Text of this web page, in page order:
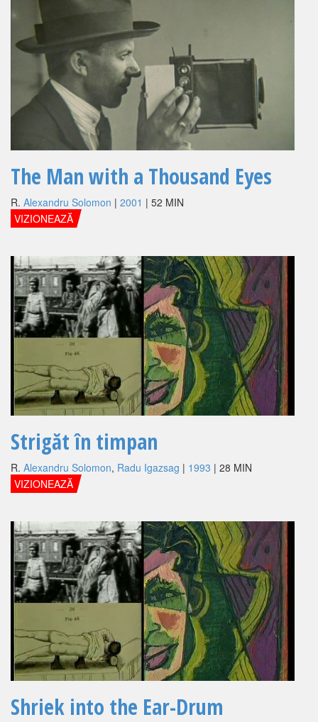
The Man with a Thousand Eyes
R. Alexandru Solomon | 2001 | 52 MIN
VIZIONEAZĂ
Strigăt în timpan
R. Alexandru Solomon, Radu Igazsag | 1993 | 28 MIN
VIZIONEAZĂ
Shriek into the Ear-Drum